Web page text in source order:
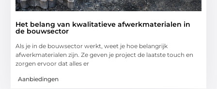
Het belang van kwalitatieve afwerkmaterialen in
de bouwsector
Als je in de bouwsector werkt, weet je hoe belangrijk
afwerkmaterialen zijn. Ze geven je project de laatste touch en
zorgen ervoor dat alles er
Aanbiedingen